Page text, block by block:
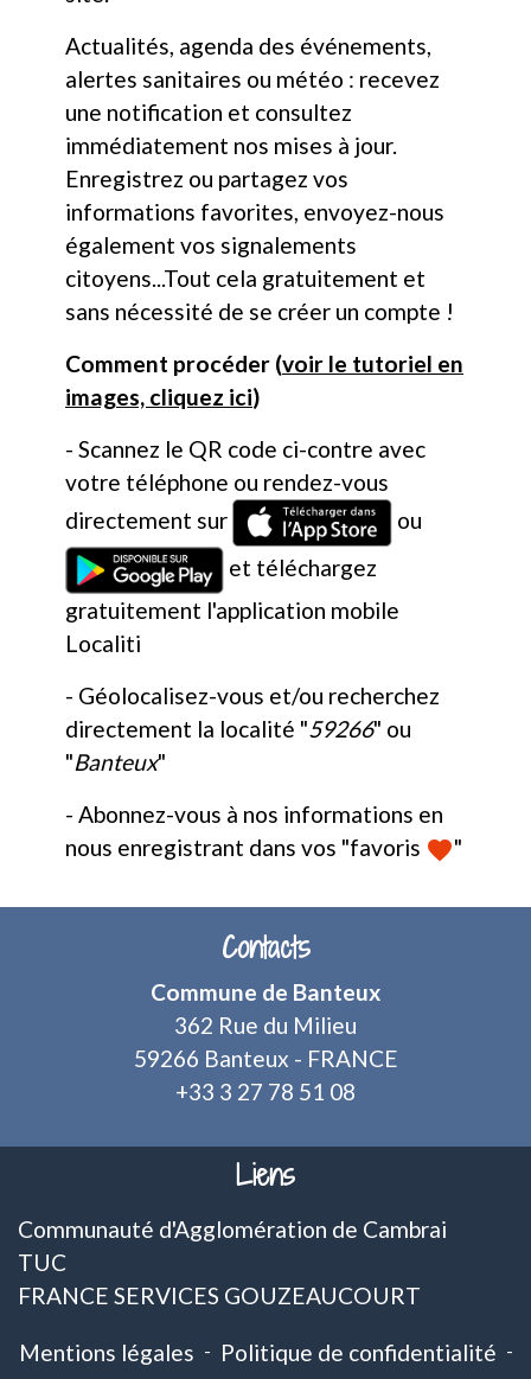
Actualités, agenda des événements,
alertes sanitaires ou météo : recevez
une notification et consultez
immédiatement nos mises à jour.
Enregistrez ou partagez vos
informations favorites, envoyez-nous
également vos signalements
citoyens...Tout cela gratuitement et
sans nécessité de se créer un compte !
Comment procéder (voir le tutoriel en
images, cliquez ici)
- Scannez le QR code ci-contre avec
votre téléphone ou rendez-vous
directement sur
ou
et téléchargez
gratuitement l'application mobile
Localiti
- Géolocalisez-vous et/ou recherchez
directement la localité "59266" ou
"Banteux"
- Abonnez-vous à nos informations en
nous enregistrant dans vos "favoris favorite"
Contacts
Commune de Banteux
362 Rue du Milieu
59266 Banteux - FRANCE
+33 3 27 78 51 08
Liens
Communauté d'Agglomération de Cambrai
TUC
FRANCE SERVICES GOUZEAUCOURT
Mentions légales - Politique de confidentialité -